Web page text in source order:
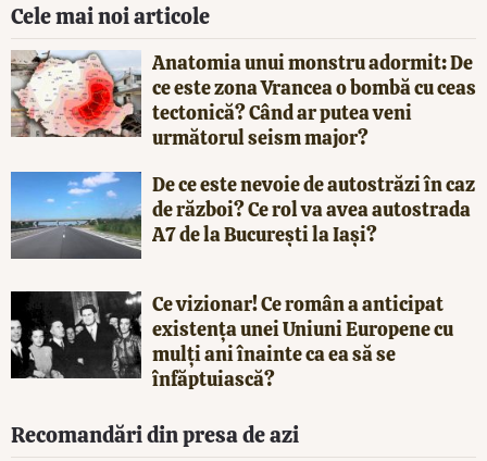
Cele mai noi articole
Anatomia unui monstru adormit: De
ce este zona Vrancea o bombă cu ceas
tectonică? Când ar putea veni
următorul seism major?
De ce este nevoie de autostrăzi în caz
de război? Ce rol va avea autostrada
A7 de la București la Iași?
Ce vizionar! Ce român a anticipat
existența unei Uniuni Europene cu
mulți ani înainte ca ea să se
înfăptuiască?
Recomandări din presa de azi